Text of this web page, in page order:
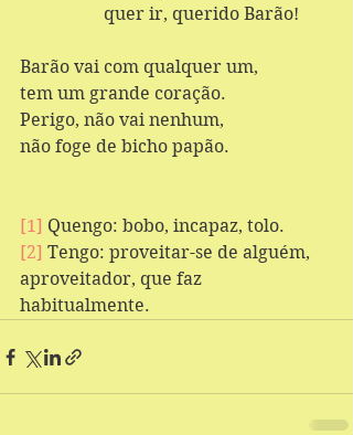
                   quer ir, querido Barão!
Barão vai com qualquer um,
tem um grande coração.
Perigo, não vai nenhum,
não foge de bicho papão.
[1] Quengo: bobo, incapaz, tolo.
[2] Tengo: proveitar-se de alguém,
aproveitador, que faz
habitualmente.